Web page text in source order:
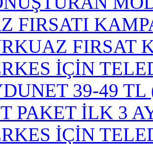
FIRSATI
FIRSAT
İÇİN
39-49
PAKET İLK 3
İÇİN